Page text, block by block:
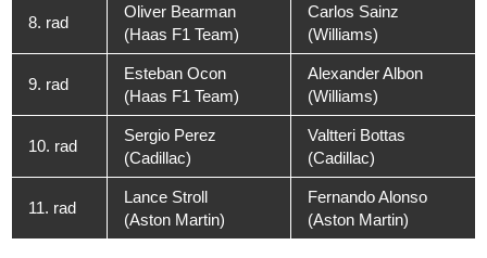
8. rad
Oliver Bearman
(Haas F1 Team)
Carlos Sainz
(Williams)
9. rad
Esteban Ocon
(Haas F1 Team)
Alexander Albon
(Williams)
10. rad
Sergio Perez
(Cadillac)
Valtteri Bottas
(Cadillac)
11. rad
Lance Stroll
(Aston Martin)
Fernando Alonso
(Aston Martin)